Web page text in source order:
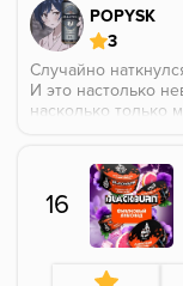
POPYSK
3
Случайно
И это настолько
насколько только
вроде она, а в
тропическая
стоит это
мангустин.
16